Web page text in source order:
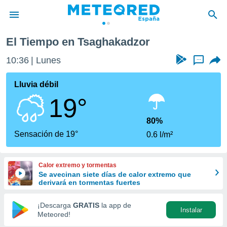
de
por
se
calidad.
a este
las
y
forma
digital
basada
El Tiempo en Tsaghakadzor
10:36 Lunes ...
Lluvia débil
19°
Sensación de 19°
80%
0.6 l/m²
Calor extremo y tormentas
Se avecinan siete días de calor extremo que
derivará en tormentas fuertes
¡Descarga GRATIS la app de
Meteored!
Instalar